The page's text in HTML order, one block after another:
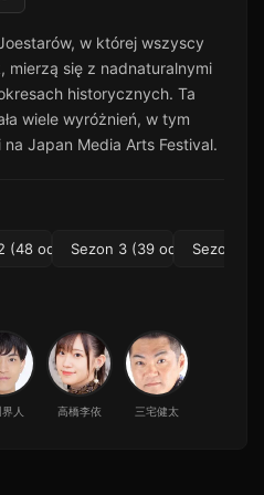
w której wszyscy
mierzą się z nadnaturalnymi
historycznych. Ta
wiele wyróżnień, w tym
Japan Media Arts Festival.
(48 odc.)Sezon 3 (39 odc.)Sezon 4
人 高橋李依 三宅健太